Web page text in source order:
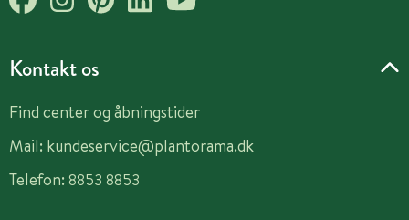
Kontakt os
Find center og åbningstider
Mail: kundeservice@plantorama.dk
Telefon: 8853 8853